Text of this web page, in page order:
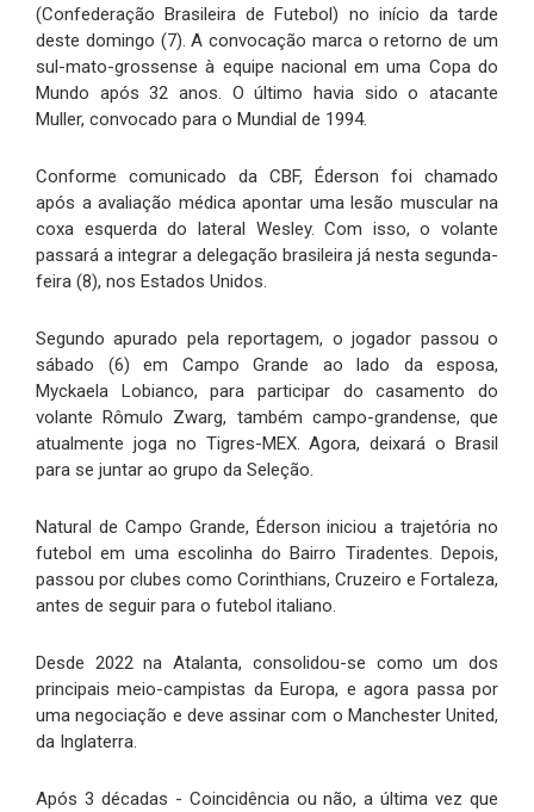
(Confederação Brasileira de Futebol) no início da tarde
deste domingo (7). A convocação marca o retorno de um
sul-mato-grossense à equipe nacional em uma Copa do
Mundo após 32 anos. O último havia sido o atacante
Muller, convocado para o Mundial de 1994.
Conforme comunicado da CBF, Éderson foi chamado
após a avaliação médica apontar uma lesão muscular na
coxa esquerda do lateral Wesley. Com isso, o volante
passará a integrar a delegação brasileira já nesta segunda-
feira (8), nos Estados Unidos.
Segundo apurado pela reportagem, o jogador passou o
sábado (6) em Campo Grande ao lado da esposa,
Myckaela Lobianco, para participar do casamento do
volante Rômulo Zwarg, também campo-grandense, que
atualmente joga no Tigres-MEX. Agora, deixará o Brasil
para se juntar ao grupo da Seleção.
Natural de Campo Grande, Éderson iniciou a trajetória no
futebol em uma escolinha do Bairro Tiradentes. Depois,
passou por clubes como Corinthians, Cruzeiro e Fortaleza,
antes de seguir para o futebol italiano.
Desde 2022 na Atalanta, consolidou-se como um dos
principais meio-campistas da Europa, e agora passa por
uma negociação e deve assinar com o Manchester United,
da Inglaterra.
Após 3 décadas - Coincidência ou não, a última vez que